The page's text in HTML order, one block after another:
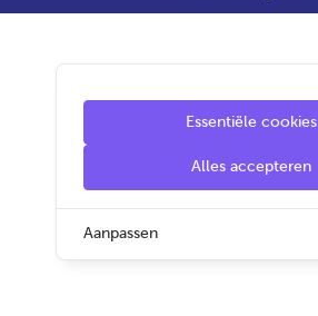
Essentiële cookies
Alles accepteren
Aanpassen